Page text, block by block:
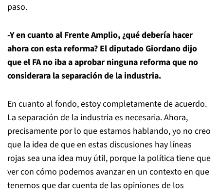
paso.
-Y en cuanto al Frente Amplio, ¿qué debería hacer
ahora con esta reforma? El diputado Giordano dijo
que el FA no iba a aprobar ninguna reforma que no
considerara la separación de la industria.
En cuanto al fondo, estoy completamente de acuerdo.
La separación de la industria es necesaria. Ahora,
precisamente por lo que estamos hablando, yo no creo
que la idea de que en estas discusiones hay líneas
rojas sea una idea muy útil, porque la política tiene que
ver con cómo podemos avanzar en un contexto en que
tenemos que dar cuenta de las opiniones de los